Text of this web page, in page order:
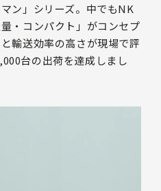
ン」シリーズ。中でもNK
・コンパクト」がコンセプ
輸送効率の高さが現場で評
台の出荷を達成しまし